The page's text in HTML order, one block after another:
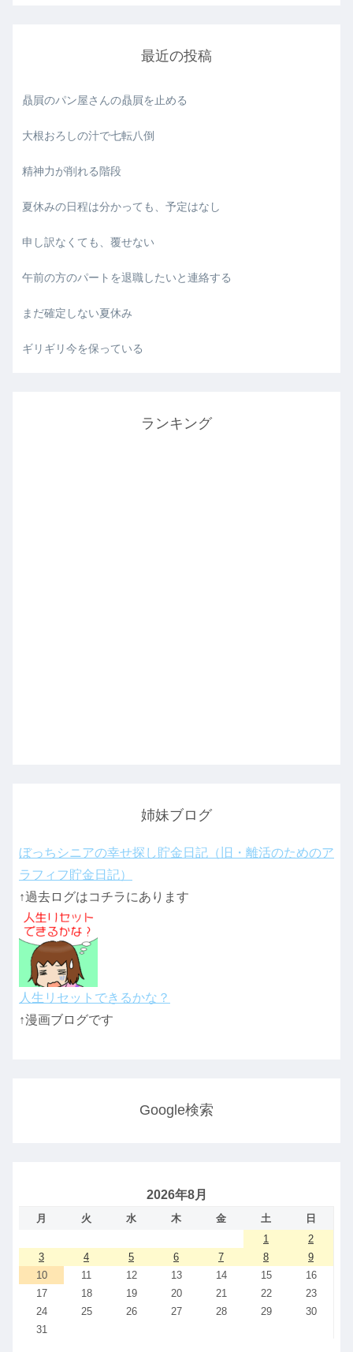
最近の投稿
贔屓のパン屋さんの贔屓を止める
大根おろしの汁で七転八倒
精神力が削れる階段
夏休みの日程は分かっても、予定はなし
申し訳なくても、覆せない
午前の方のパートを退職したいと連絡する
まだ確定しない夏休み
ギリギリ今を保っている
ランキング
姉妹ブログ
ぼっちシニアの幸せ探し貯金日記（旧・離活のためのア
ラフィフ貯金日記）
↑過去ログはコチラにあります
人生リセットできるかな？
↑漫画ブログです
Google検索
2026年8月
月 火 水 木 金 土
日
1
2
3
4 5 6 7 8
9
10
11 12 13 14 15
16
17
18 19 20 21 22
23
24
25 26 27 28 29
30
31